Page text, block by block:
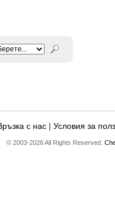
с нас |Условия за
© 2003-2026 All Rights Reserved.